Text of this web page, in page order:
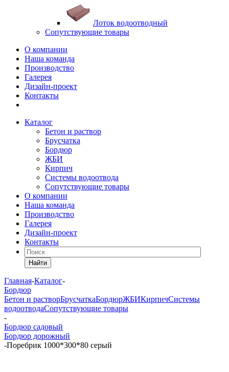
Лоток водоотводный
Сопутствующие товары
О компании
Наша команда
Производство
Галерея
Дизайн-проект
Контакты
Каталог
Бетон и раствор
Брусчатка
Бордюр
ЖБИ
Кирпич
Системы водоотвода
Сопутствующие товары
О компании
Наша команда
Производство
Галерея
Дизайн-проект
Контакты
Найти
Главная-Каталог-
Бордюр
Бетон и растворБрусчаткаБордюрЖБИКирпичСистемы
водоотводаСопутствующие товары
-
Бордюр садовый
Бордюр дорожный
-Поребрик 1000*300*80 серый